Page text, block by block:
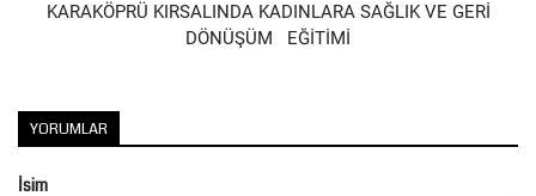
KARAKÖPRÜ KIRSALINDA KADINLARA SAĞLIK VE GERİ
DÖNÜŞÜM EĞİTİMİ
YORUMLAR
İsim